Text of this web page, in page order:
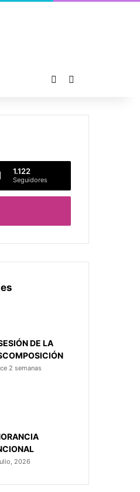
Publicación al azar
1.122
Seguidores
DE LA
2 semanas
2026